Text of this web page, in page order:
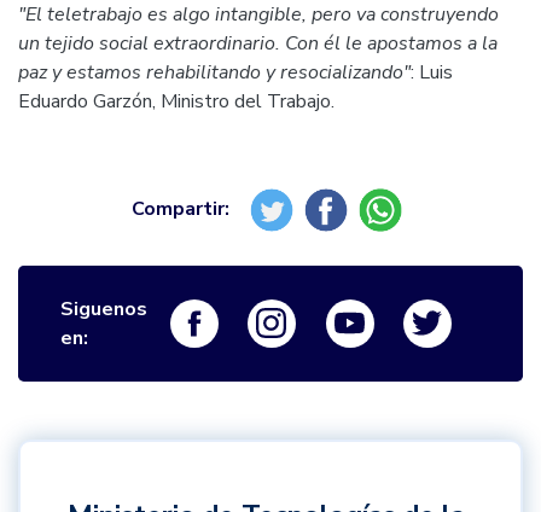
"El teletrabajo es algo intangible, pero va construyendo
un tejido social extraordinario. Con él le apostamos a la
paz y estamos rehabilitando y resocializando": Luis
Eduardo Garzón, Ministro del Trabajo.
Siguenos
en:
Logo FacebookLogo InstagramLogo Youtube